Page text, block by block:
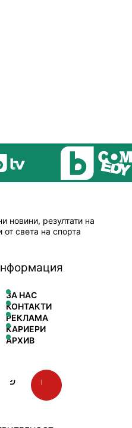
новини, резултати на
света на спорта
ЗА НАС
КОНТАКТИ
РЕКЛАМА
КАРИЕРИ
АРХИВ